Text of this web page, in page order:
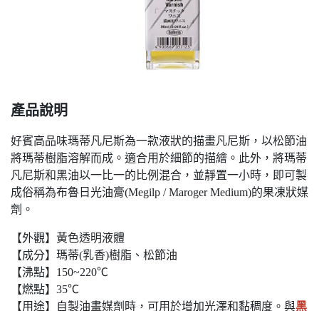
產品說明
好賓高品味瑪蒂凡尼斯為一款液狀的描畫凡尼斯，以松節油
將瑪蒂樹脂溶解而成。適合用於細節的描繪。此外，將瑪蒂
凡尼斯和黑油以一比一的比例混合，並靜置一小時，即可製
成俗稱為布魯日光油膏(Megilp / Maroger Medium)的果凍狀媒
劑。
【外觀】黃色透明液體
【成分】瑪蒂(乳香)樹脂、松節油
【沸點】150~220℃
【燃點】35℃
【用途】自製油畫媒劑時，可用於增加光澤和黏稠度。與黑